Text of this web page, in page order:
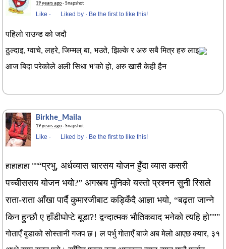
19 years ago· Snapshot
Like · Liked by · Be the first to like this!
पहिलो राउन्ड को जदौ
ठुल्दाइ, ग्वाचे, लहरे, जिम्मल् बा, भउते, झिल्के र अरु सबै मित्र हरु लाइ
आज बिदा परेकोले अली सिधा भ'को हो, अरु खासै केही हैन
Birkhe_Maila
19 years ago· Snapshot
Like · Liked by · Be the first to like this!
हाहाहाहा ""“प्रभु, अर्धव्यास चारसय योजन हुँदा व्यास कसरी
पच्चीससय योजन भयो?” अगस्त्य मुनिको यस्तो प्रश्नन सुनी रिसले
राता-राता आँखा पार्दै कुमारजीबाट कड्किँदै आज्ञा भयो, “बढ्ता जान्ने
किन हुन्छौ ए हाँडीघोप्टे बूडा?! द्वन्दात्मक भौतिकवाद भनेको त्यहि हो"""
गोताएँ बुडाको सोस्तानी गजप छ। ल पर्भु गोताएँ बाजे अब मेलो आएछ क्यार, ३१